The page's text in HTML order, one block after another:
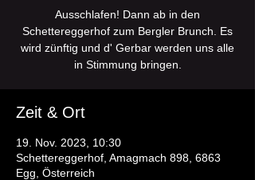
Ausschlafen! Dann ab in den
Schettereggerhof zum Bergler Brunch. Es
wird zünftig und d' Gerbar werden uns alle
in Stimmung bringen.
Zeit & Ort
19. Nov. 2023, 10:30
Schettereggerhof, Amagmach 898, 6863
Egg, Österreich